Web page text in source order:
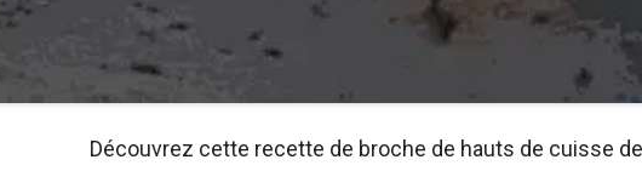
Découvrez cette recette de broche de hauts de cuisse